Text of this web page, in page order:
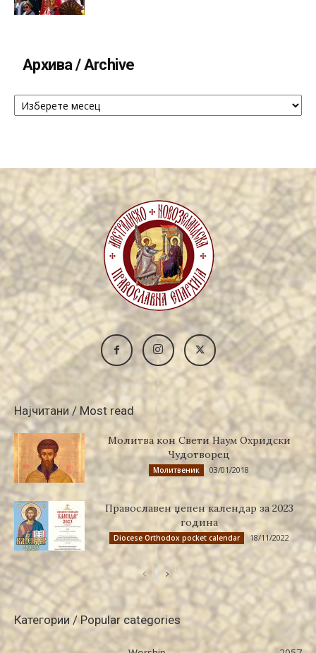
Архива / Archive
Архива
Најчитани / Most read
Молитва кон Свети Наум Охридски
Чудотворец
Молитвеник 03/01/2018
Православен џепен календар за 2023
година
Diocese Orthodox pocket calendar 18/11/2022
Категории / Popular categories